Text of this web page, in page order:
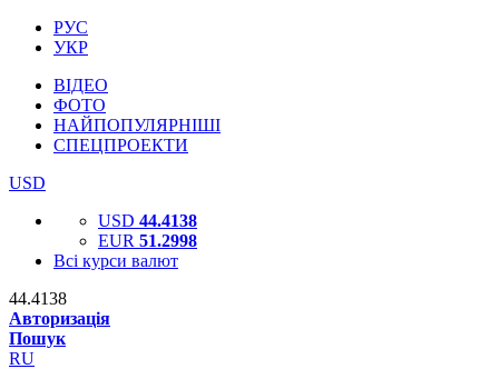
РУС
УКР
ВІДЕО
ФОТО
НАЙПОПУЛЯРНІШІ
СПЕЦПРОЕКТИ
USD
USD 44.4138
EUR 51.2998
Всі курси валют
44.4138
Авторизація
Пошук
RU